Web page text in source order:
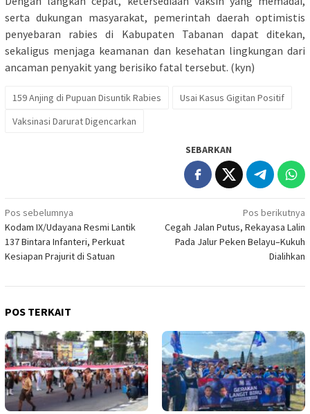
serta dukungan masyarakat, pemerintah daerah optimistis
penyebaran rabies di Kabupaten Tabanan dapat ditekan,
sekaligus menjaga keamanan dan kesehatan lingkungan dari
ancaman penyakit yang berisiko fatal tersebut. (kyn)
159 Anjing di Pupuan Disuntik Rabies
Usai Kasus Gigitan Positif
Vaksinasi Darurat Digencarkan
SEBARKAN
Navigasi
pos
Pos sebelumnya
Kodam IX/Udayana Resmi Lantik
137 Bintara Infanteri, Perkuat
Kesiapan Prajurit di Satuan
Pos berikutnya
Cegah Jalan Putus, Rekayasa Lalin
Pada Jalur Peken Belayu–Kukuh
Dialihkan
POS TERKAIT